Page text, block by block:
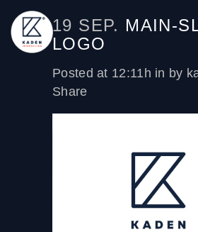
19 SEP. MAIN-
LOGO
Posted at 12:11h in by
Share